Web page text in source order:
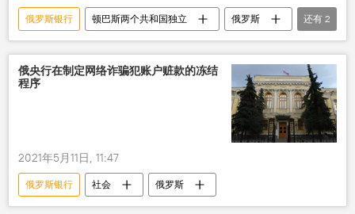
俄罗斯银行 顿巴斯两个共和国独立
俄罗斯
国际
制裁
还有 2
俄央行在制定网络诈骗犯账户赃款的冻结
程序
2021年5月11日, 11:47
俄罗斯银行 社会 俄罗斯